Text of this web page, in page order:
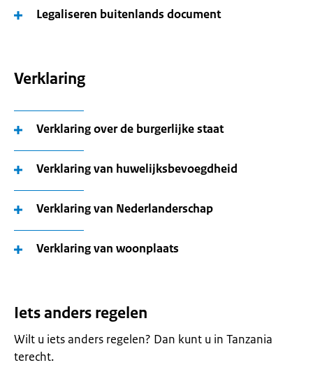
Legaliseren buitenlands document
Verklaring
Verklaring over de burgerlijke staat
Verklaring van huwelijksbevoegdheid
Verklaring van Nederlanderschap
Verklaring van woonplaats
Iets anders regelen
Wilt u iets anders regelen? Dan kunt u in Tanzania
terecht.